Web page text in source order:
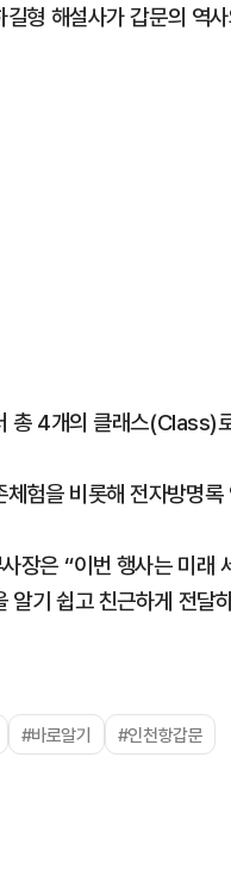
형 해설사가 갑문의 역
총 4개의 클래스(Class)
험을 비롯해 전자방명
장은 “이번 행사는 미래
알기 쉽고 친근하게 전달
#바로알기 #인천항갑문